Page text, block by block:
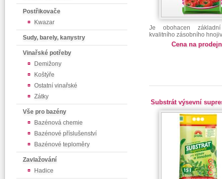
Postřikovače
Kwazar
Sudy, barely, kanystry
Vinařské potřeby
Demižony
Koštýře
Ostatní vinařské
Zátky
Vše pro bazény
Bazénová chemie
Bazénové příslušenství
Bazénové teploměry
Zavlažování
Hadice
Je obohacen
kvalitního zásobního
Cena na
Substrát výsevní